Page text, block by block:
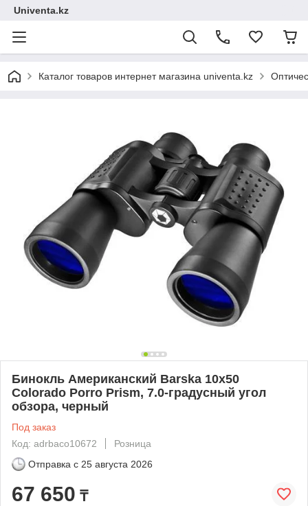
Univenta.kz
Каталог товаров интернет магазина univenta.kz
Бинокль Американский Barska 10x50
Colorado Porro Prism, 7.0-градусный угол
обзора, черный
Под заказ
Код: adrbaco10672
Розница
Отправка с 25 августа 2026
67 650 ₸